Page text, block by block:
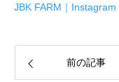
JBK FARM｜Instagram
前の記事